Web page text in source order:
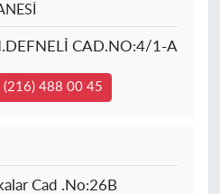
CAD.NO:4/1-A
(216) 488 00 45
Cad .No:26B